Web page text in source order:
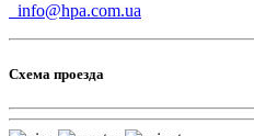
info@hpa.com.ua
Схема проезда